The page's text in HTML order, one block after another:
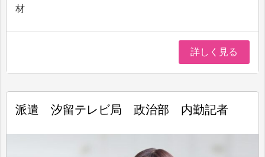
材
詳しく見る
派遣 汐留テレビ局 政治部 内勤記者